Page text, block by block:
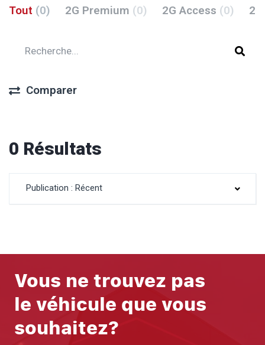
Tout (0) 2G Premium (0) 2G Access (0)
Comparer
0 Résultats
Publication : Récent
Vous ne trouvez pas
le véhicule que vous
souhaitez?